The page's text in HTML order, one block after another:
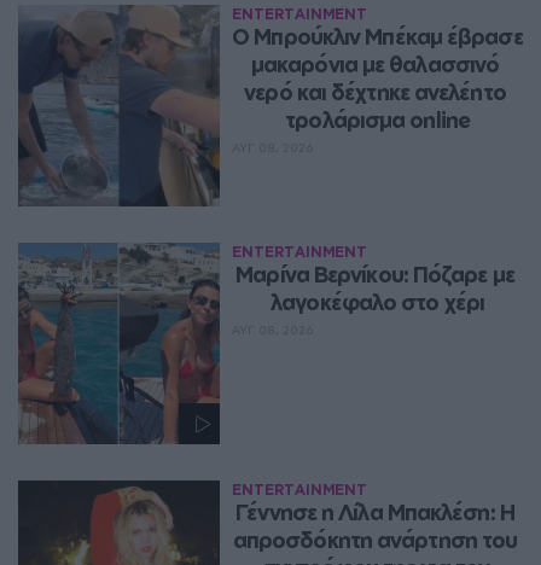
ENTERTAINMENT
Ο Μπρούκλιν Μπέκαμ έβρασε
μακαρόνια με θαλασσινό
νερό και δέχτηκε ανελέητο
τρολάρισμα online
ENTERTAINMENT
Μαρίνα Βερνίκου: Πόζαρε με
λαγοκέφαλο στο χέρι
ENTERTAINMENT
Γέννησε η Λίλα Μπακλέση: Η
απροσδόκητη ανάρτηση του